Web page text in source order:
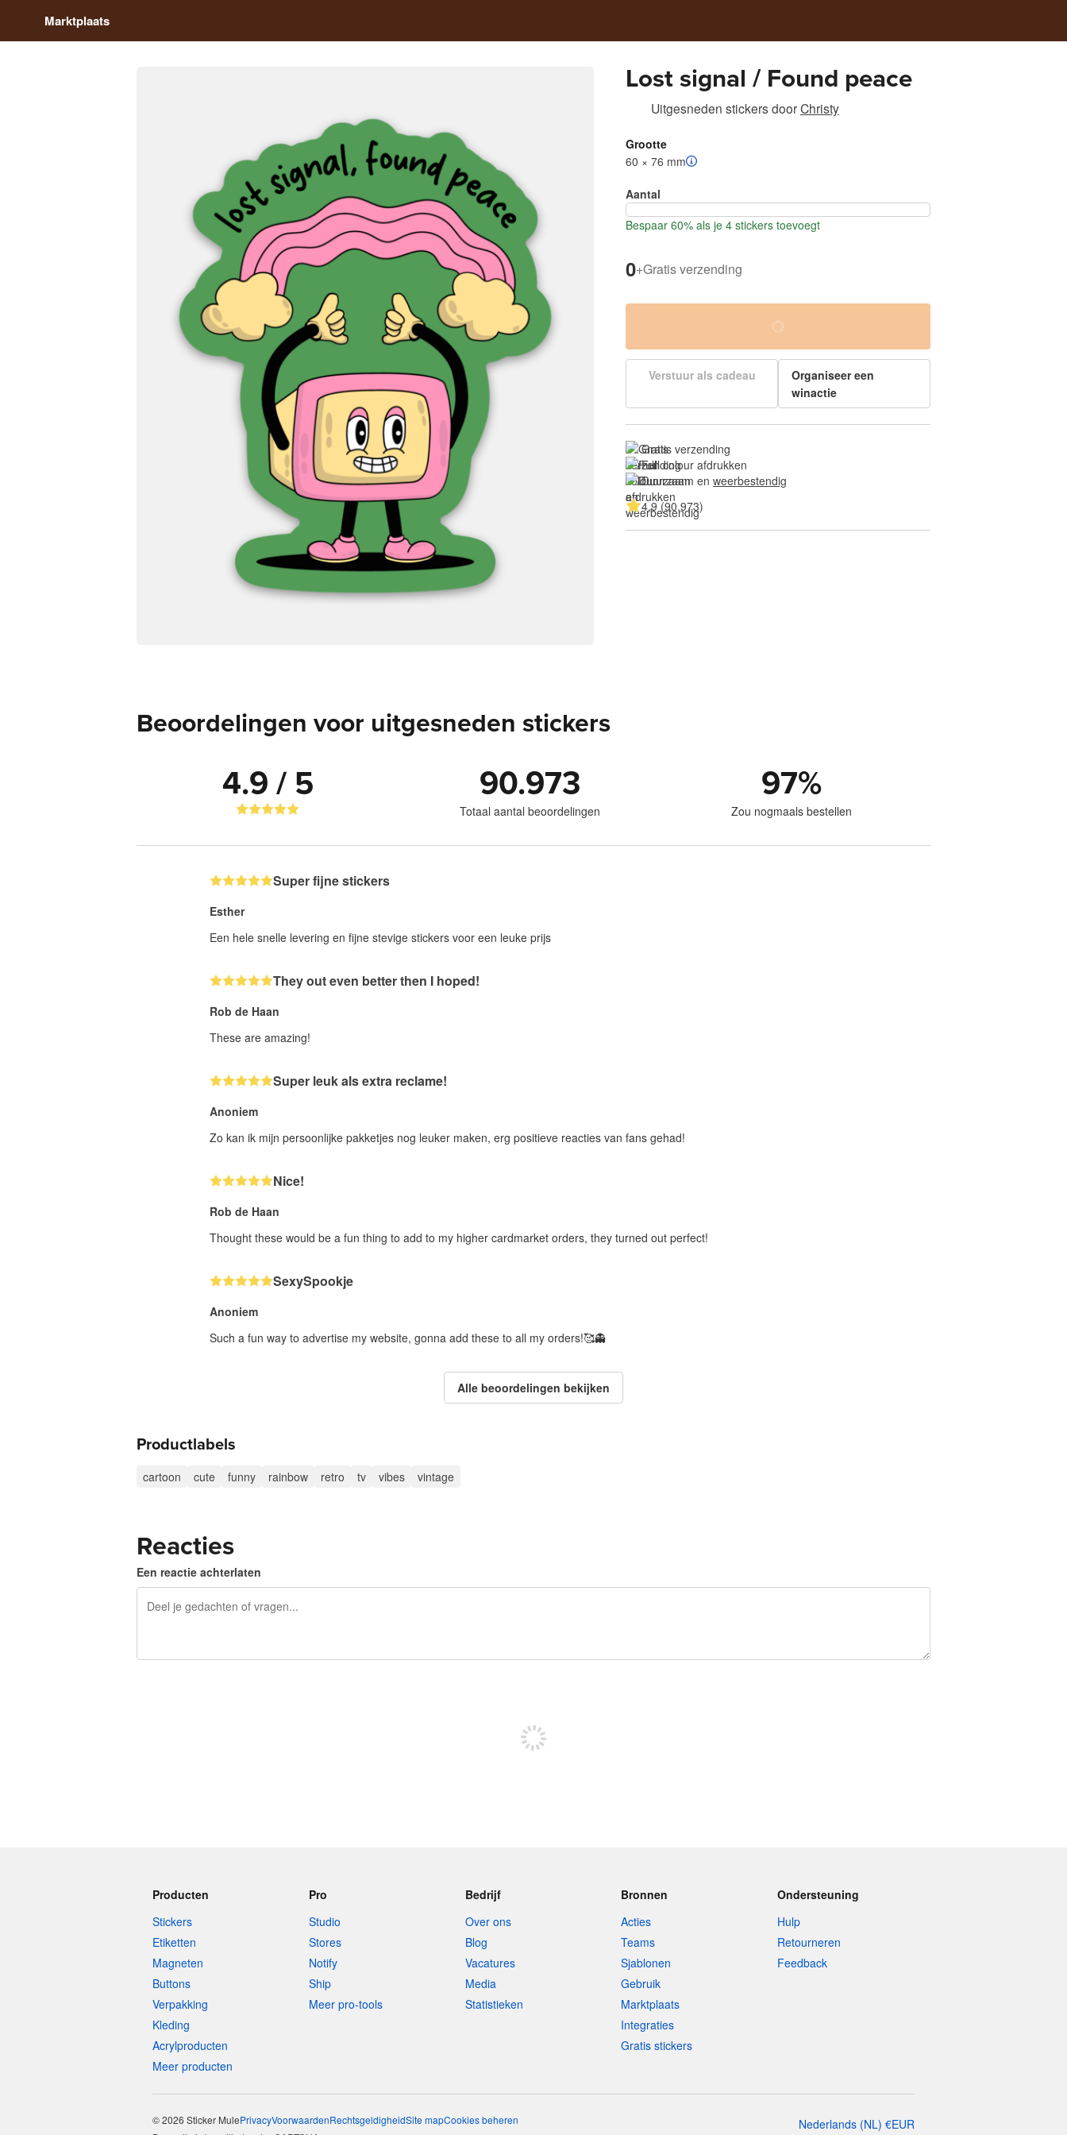
Marktplaats
Lost signal / Found peace
Uitgesneden stickersdoorChristy
Grootte
60 × 76 mm
Aantal
Bespaar 60% als je 4 stickers toevoegt
0+Gratis verzending
Verstuur als cadeau
Organiseer een
winactie
Gratis verzending
Full colour afdrukken
Duurzaam en weerbestendig
4.9 (90.973)
Beoordelingen voor uitgesneden stickers
4.9 / 5 90.973
Totaal aantal beoordelingen
97%
Zou nogmaals bestellen
Super fijne stickers
Esther
Een hele snelle levering en fijne stevige stickers voor een leuke prijs
They out even better then I hoped!
Rob de Haan
These are amazing!
Super leuk als extra reclame!
Anoniem
Zo kan ik mijn persoonlijke pakketjes nog leuker maken, erg positieve reacties van fans gehad!
Nice!
Rob de Haan
Thought these would be a fun thing to add to my higher cardmarket orders, they turned out perfect!
SexySpookje
Anoniem
Such a fun way to advertise my website, gonna add these to all my orders!🥰👻
Alle beoordelingen bekijken
Productlabels
cartoon cute funny rainbow retro tv vibes vintage
Reacties
Een reactie achterlaten
Producten
Stickers
Etiketten
Magneten
Buttons
Verpakking
Kleding
Acrylproducten
Meer producten
Pro
Studio
Stores
Notify
Ship
Meer pro-tools
Bedrijf
Over ons
Blog
Vacatures
Media
Statistieken
Bronnen
Acties
Teams
Sjablonen
Gebruik
Marktplaats
Integraties
Gratis stickers
Ondersteuning
Hulp
Retourneren
Feedback
© 2026 Sticker MulePrivacyVoorwaardenRechtsgeldigheidSite mapCookies beheren Nederlands (NL) €EUR